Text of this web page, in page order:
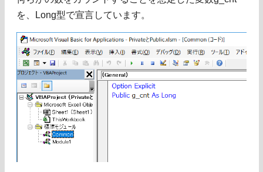
を、Long型で宣言しています。